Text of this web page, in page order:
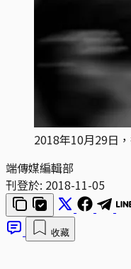
2018年10月29日
端傳媒編輯部
刊登於: 2018-11-05
收藏